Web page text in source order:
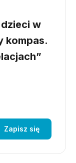
w
kompas.
Zapisz się